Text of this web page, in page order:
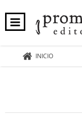
INICIO